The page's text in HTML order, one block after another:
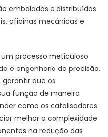
embalados e distribuídos
oficinas mecânicas e
processo meticuloso
e engenharia de precisão.
que os
função de maneira
como os catalisadores
melhor a complexidade
na redução das